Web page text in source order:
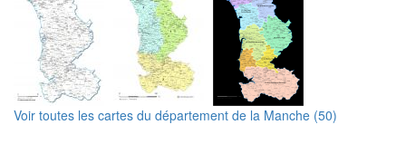
Voir toutes les cartes du département de la Manche (50)